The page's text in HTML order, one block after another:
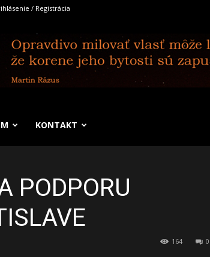
/ Registrácia
KONTAKT
PODPORU
0
164